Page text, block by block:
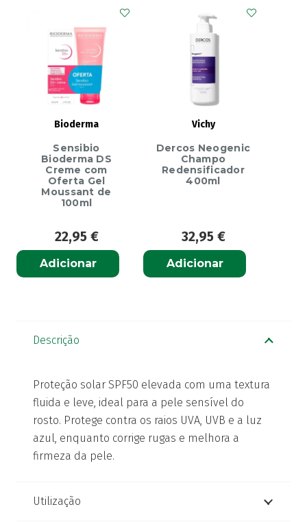
Bioderma
Sensibio
Bioderma DS
Creme com
Oferta Gel
Moussant de
100ml
22,95 €
Adicionar
Vichy
Dercos Neogenic
Champo
Redensificador
400ml
32,95 €
Adicionar
Descrição
Proteção solar SPF50 elevada com uma textura
fluida e leve, ideal para a pele sensível do
rosto. Protege contra os raios UVA, UVB e a luz
azul, enquanto corrige rugas e melhora a
firmeza da pele.
Utilização